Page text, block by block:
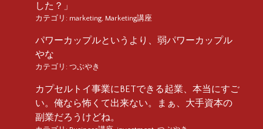
した？」
カテゴリ: marketing Marketing講座
パワーカップルというより、弱パワーカップル
やな
カテゴリ: つぶやき
カプセルトイ事業にBETできる起業、本当にすご
い。俺なら怖くて出来ない。まぁ、大手資本の
副業だろうけどね。